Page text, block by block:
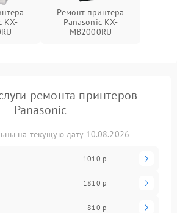
KX-
Ремонт принтера
Panasonic KX-
MB2000RU
ремонта принтеров
Panasonic
на текущую дату 10.08.2026
1010 р
1810 р
810 р